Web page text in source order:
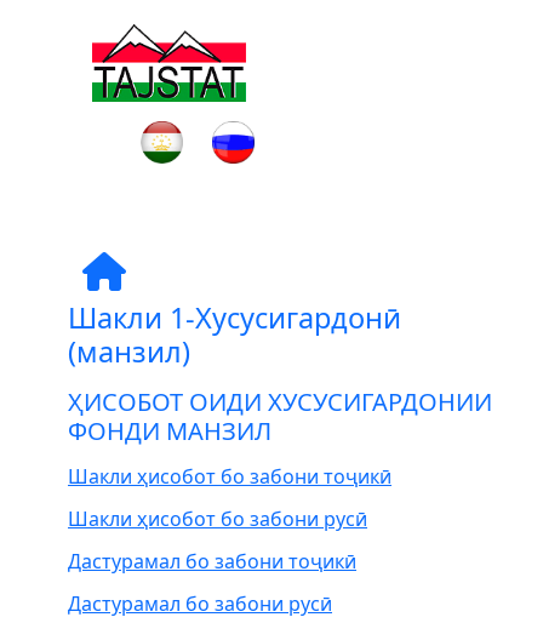
Шакли 1-Хусусигардонӣ
(манзил)
ҲИСОБОТ ОИДИ ХУСУСИГАРДОНИИ
ФОНДИ МАНЗИЛ
Шакли ҳисобот бо забони тоҷикӣ
Шакли ҳисобот бо забони русӣ
Дастурамал бо забони тоҷикӣ
Дастурамал бо забони русӣ